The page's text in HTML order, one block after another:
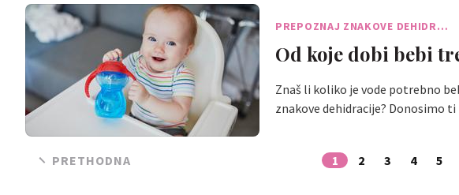
PREPOZNAJ ZNAKOVE DEHIDR…
Od koje dobi bebi
Znaš li koliko je vode potrebno
znakove dehidracije? Donosimo
PRETHODNA 1 2 3 4 5